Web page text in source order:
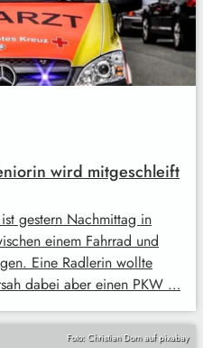
wird mitgeschleift
gestern Nachmittag in
einem Fahrrad und
Eine Radlerin wollte
dabei aber einen PKW …
Foto: Christian Dorn auf pixabay